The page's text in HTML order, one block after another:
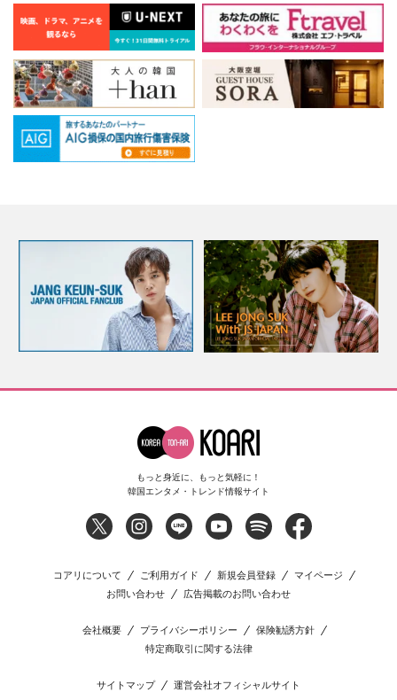
もっと身近に、もっと気軽に！
韓国エンタメ・トレンド情報サイト
コアリについて ご利用ガイド 新規会員登録
マイページ
お問い合わせ
広告掲載のお問い合わせ
会社概要 プライバシーポリシー
保険勧誘方針
特定商取引に関する法律
サイトマップ 運営会社オフィシャルサイト